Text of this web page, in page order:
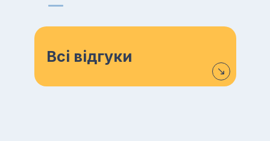
Всі відгуки